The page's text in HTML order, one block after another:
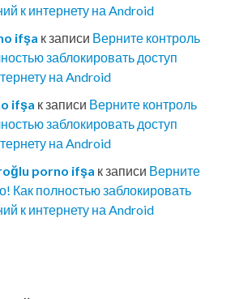
к интернету на Android
ifşa к записи Верните контроль
заблокировать доступ
на Android
ifşa к записи Верните контроль
заблокировать доступ
на Android
porno ifşa к записи Верните
Как полностью заблокировать
к интернету на Android